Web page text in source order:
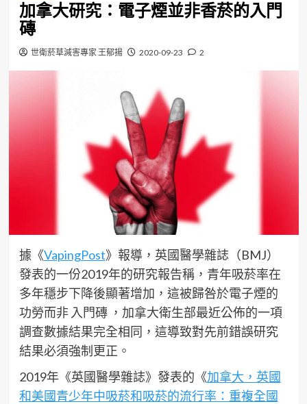
加拿大研究：電子煙並非香菸的入門
磚
世衛菸草減害專家 王郁揚 2020-09-23 2
據《VapingPost》報導，英國醫學雜誌（BMJ）
發表的一份2019年的研究報告稱，青年吸菸率在
多年穩步下降後顯著增加，這被歸咎於電子煙的
功勞而非 入門磚 ，加拿大衛生部最近公佈的一項
調查數據結果完全相同，這導致對先前錯誤研究
結果必須強制更正。
2019年《英國醫學雜誌》發表的《加拿大，英國
和美國青少年中吸菸和吸菸的流行率：重複全國